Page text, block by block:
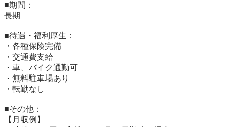
■期間：
長期
■待遇・福利厚生：
・各種保険完備
・交通費支給
・車、バイク通勤可
・無料駐車場あり
・転勤なし
■その他：
【月収例】